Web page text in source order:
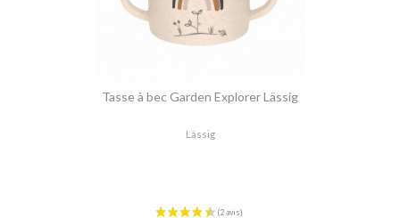
Tasse à bec Garden Explorer Lässig
Lässig